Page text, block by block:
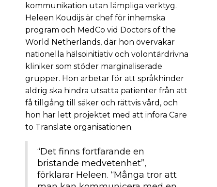
kommunikation utan lämpliga verktyg.
Heleen Koudijs är chef för inhemska
program och MedCo vid Doctors of the
World Netherlands, där hon övervakar
nationella hälsoinitiativ och volontärdrivna
kliniker som stöder marginaliserade
grupper. Hon arbetar för att språkhinder
aldrig ska hindra utsatta patienter från att
få tillgång till säker och rättvis vård, och
hon har lett projektet med att införa Care
to Translate organisationen.
“Det finns fortfarande en
bristande medvetenhet”,
förklarar Heleen. “Många tror att